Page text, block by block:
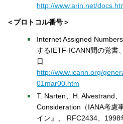
http://www.arin.net/
＜プロトコル番号＞
Internet Assigned
するIETF-ICANN間の覚書
日
http://www.icann.org/
01mar00.htm
T. Narten、H. Alvestrand
Consideration（IANA考慮
イン』、 RFC2434、1998